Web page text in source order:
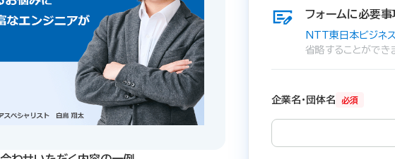
フォームに必要
NTT東日本ビジネ
省略することができ
必須
企業名・団体名